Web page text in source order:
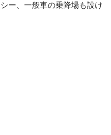
ー、一般車の乗降場も設け